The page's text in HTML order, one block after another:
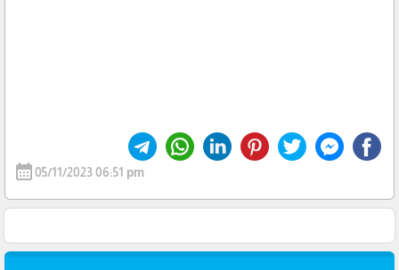
calendar_month05/11/2023 06:51 pm